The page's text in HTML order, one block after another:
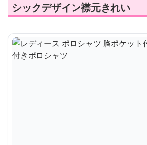
シックデザイン襟元きれい